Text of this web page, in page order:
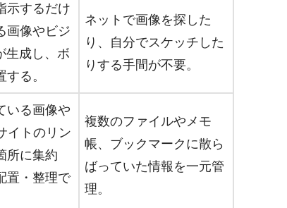
示するだけ
画像やビジ
生成し、ボ
る。
ネットで画像を探した
り、自分でスケッチした
りする手間が不要。
いる画像や
イトのリン
所に集約
置・整理で
複数のファイルやメモ
帳、ブックマークに散ら
ばっていた情報を一元管
理。